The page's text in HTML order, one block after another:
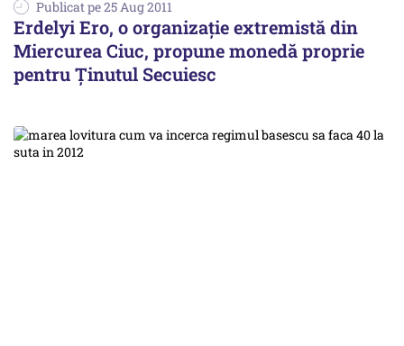
Publicat pe 25 Aug 2011
Erdelyi Ero, o organizaţie extremistă din
Miercurea Ciuc, propune monedă proprie
pentru Ţinutul Secuiesc